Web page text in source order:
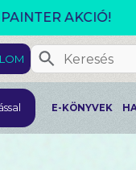
E-KÖNYVEK